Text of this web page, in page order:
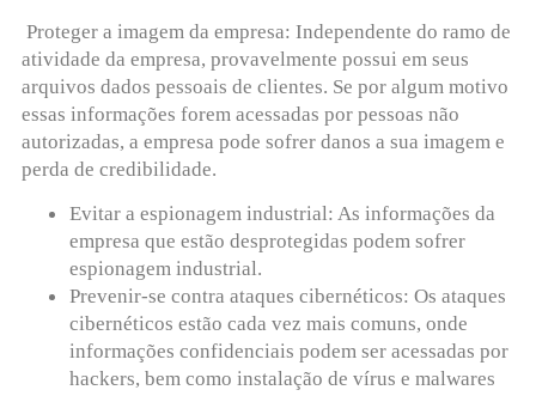
Proteger a imagem da empresa: Independente do ramo de
atividade da empresa, provavelmente possui em seus
arquivos dados pessoais de clientes. Se por algum motivo
essas informações forem acessadas por pessoas não
autorizadas, a empresa pode sofrer danos a sua imagem e
perda de credibilidade.
Evitar a espionagem industrial: As informações da
empresa que estão desprotegidas podem sofrer
espionagem industrial.
Prevenir-se contra ataques cibernéticos: Os ataques
cibernéticos estão cada vez mais comuns, onde
informações confidenciais podem ser acessadas por
hackers, bem como instalação de vírus e malwares